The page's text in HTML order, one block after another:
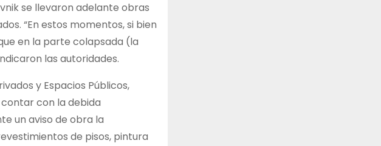
se llevaron adelante obras
“En estos momentos, si bien
en la parte colapsada (la
las autoridades.
y Espacios Públicos,
con la debida
un aviso de obra la
de pisos, pintura